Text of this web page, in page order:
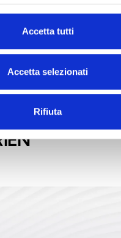
Accetta tutti
Accetta selezionati
Rifiuta
ES
DIE ANDEREN